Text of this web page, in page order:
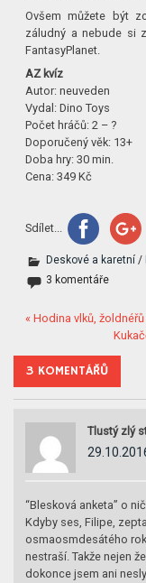
Ovšem můžete být
záludný a nebude si
FantasyPlanet.
AZ kvíz
Autor: neuveden
Vydal: Dino Toys
Počet hráčů: 2 – ?
Doporučený věk: 13+
Doba hry: 30 min.
Cena: 349 Kč
Sdílet...
Deskové a karetní /
3 komentáře
« Hodina vlků,
3 KOMENTÁŘŮ
Tlustý zlý
“Blesková anketa” o
Kdyby ses, Filipe,
osmaosmdesátého
nestraší. Takže nejen
dokonce jsem ani